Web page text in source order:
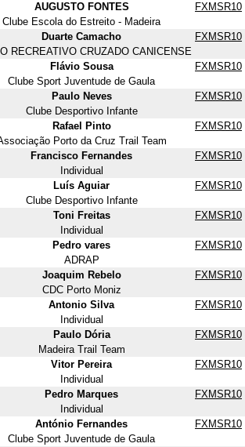
AUGUSTO FONTES
FXMSR10
Clube Escola do Estreito - Madeira
Duarte Camacho
FXMSR10
RECREATIVO CRUZADO CANICENSE
Flávio Sousa
FXMSR10
Clube Sport Juventude de Gaula
Paulo Neves
FXMSR10
Clube Desportivo Infante
Rafael Pinto
FXMSR10
Porto da Cruz Trail Team
Francisco Fernandes
FXMSR10
Individual
Luís Aguiar
FXMSR10
Clube Desportivo Infante
Toni Freitas
FXMSR10
Individual
Pedro vares
FXMSR10
ADRAP
Joaquim Rebelo
FXMSR10
CDC Porto Moniz
Antonio Silva
FXMSR10
Individual
Paulo Dória
FXMSR10
Madeira Trail Team
Vitor Pereira
FXMSR10
Individual
Pedro Marques
FXMSR10
Individual
António Fernandes
FXMSR10
Clube Sport Juventude de Gaula